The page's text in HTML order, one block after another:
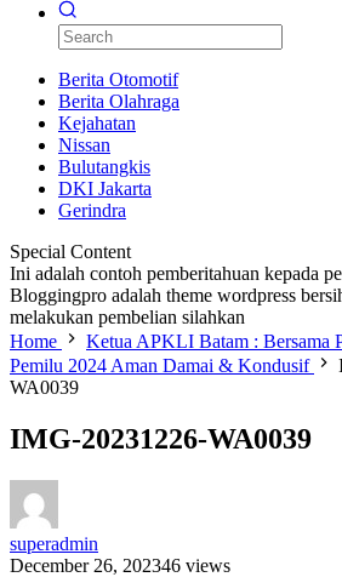
Berita Otomotif
Berita Olahraga
Kejahatan
Nissan
Bulutangkis
DKI Jakarta
Gerindra
Special Content
Ini adalah contoh pemberitahuan kepada
Bloggingpro adalah theme wordpress
melakukan pembelian silahkan
Home
Ketua APKLI Batam : Bersama
Pemilu 2024 Aman Damai & Kondusif
WA0039
IMG-20231226-WA0039
superadmin
December 26, 202346 views